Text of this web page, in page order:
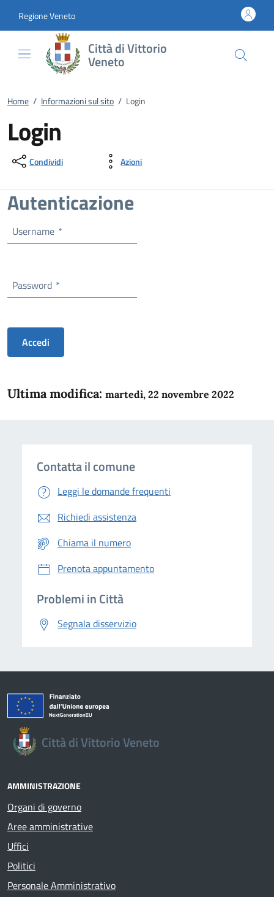
Regione Veneto
Città di Vittorio
Veneto
Home / Informazioni sul sito / Login
Login
Condividi Azioni
Autenticazione
Username *
Password *
Accedi
Ultima modifica: martedì, 22 novembre 2022
Contatta il comune
Leggi le domande frequenti
Richiedi assistenza
Chiama il numero
Prenota appuntamento
Problemi in Città
Segnala disservizio
Città di Vittorio Veneto
AMMINISTRAZIONE
Organi di governo
Aree amministrative
Uffici
Politici
Personale Amministrativo